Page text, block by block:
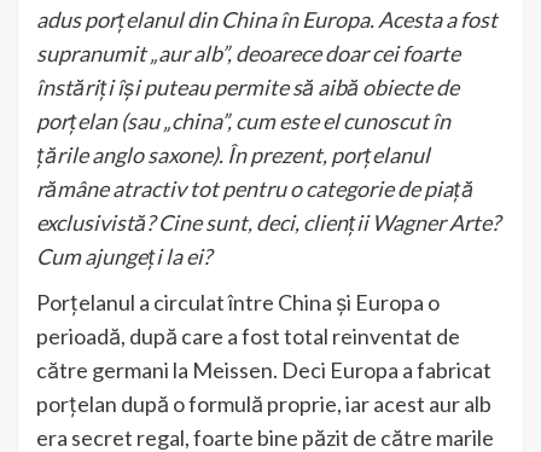
adus porțelanul din China în Europa. Acesta a fost
supranumit „aur alb”, deoarece doar cei foarte
înstăriți își puteau permite să aibă obiecte de
porțelan (sau „china”, cum este el cunoscut în
țările anglo saxone). În prezent, porțelanul
rămâne atractiv tot pentru o categorie de piață
exclusivistă? Cine sunt, deci, clienții Wagner Arte?
Cum ajungeți la ei?
Porțelanul a circulat între China și Europa o
perioadă, după care a fost total reinventat de
către germani la Meissen. Deci Europa a fabricat
porțelan după o formulă proprie, iar acest aur alb
era secret regal, foarte bine păzit de către marile